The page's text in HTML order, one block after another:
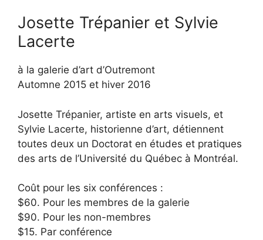
Josette Trépanier et Sylvie
Lacerte
à la galerie d’art d’Outremont
Automne 2015 et hiver 2016
Josette Trépanier, artiste en arts visuels, et
Sylvie Lacerte, historienne d’art, détiennent
toutes deux un Doctorat en études et pratiques
des arts de l’Université du Québec à Montréal.
Coût pour les six conférences :
$60. Pour les membres de la galerie
$90. Pour les non-membres
$15. Par conférence